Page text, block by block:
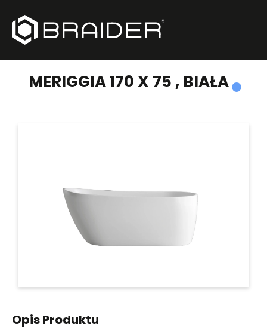
MERIGGIA 170 X 75 , BIAŁA
Opis Produktu